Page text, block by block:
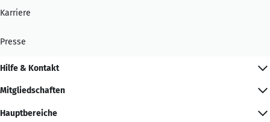
Karriere
Presse
Hilfe & Kontakt
Mitgliedschaften
Hauptbereiche